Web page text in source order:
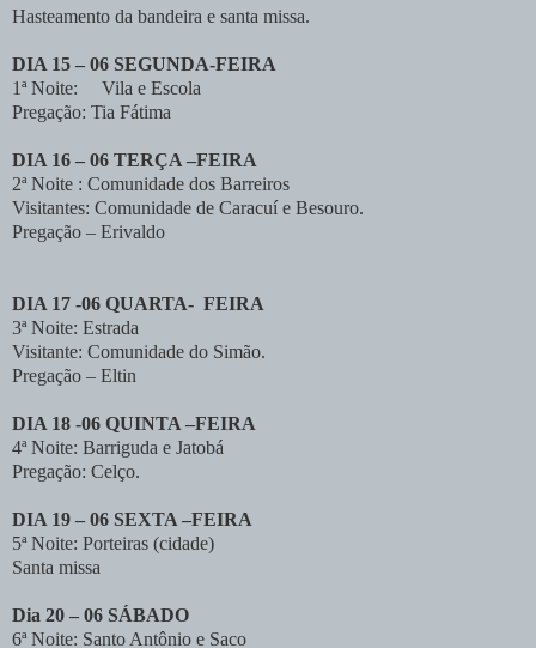
Hasteamento da bandeira e santa missa.
DIA 15 – 06 SEGUNDA-FEIRA
1ª Noite: Vila e Escola
Pregação: Tia Fátima
DIA 16 – 06 TERÇA –FEIRA
2ª Noite : Comunidade dos Barreiros
Visitantes: Comunidade de Caracuí e Besouro.
Pregação – Erivaldo
DIA 17 -06 QUARTA- FEIRA
3ª Noite: Estrada
Visitante: Comunidade do Simão.
Pregação – Eltin
DIA 18 -06 QUINTA –FEIRA
4ª Noite: Barriguda e Jatobá
Pregação: Celço.
DIA 19 – 06 SEXTA –FEIRA
5ª Noite: Porteiras (cidade)
Santa missa
Dia 20 – 06 SÁBADO
6ª Noite: Santo Antônio e Saco